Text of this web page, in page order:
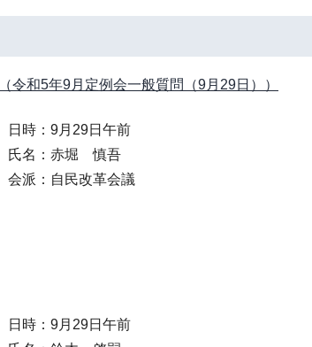
令和5年9月定例会一般質問（9月29日））
日時：9月29日午前
氏名：赤堀 慎吾
会派：自民改革会議
日時：9月29日午前